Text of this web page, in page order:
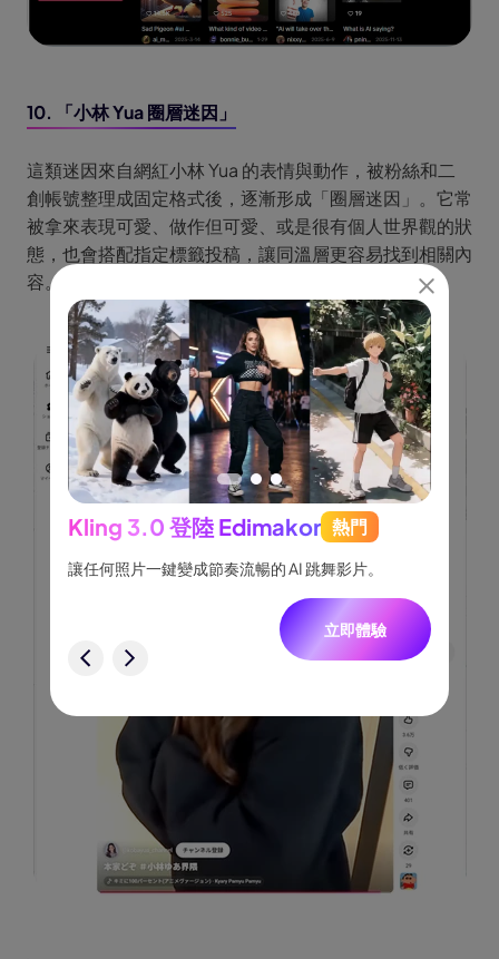
10. 「小林 Yua 圈層迷因」
這類迷因來自網紅小林 Yua 的表情與動作，被粉絲和二
創帳號整理成固定格式後，逐漸形成「圈層迷因」。它常
被拿來表現可愛、做作但可愛、或是很有個人世界觀的狀
態，也會搭配指定標籤投稿，讓同溫層更容易找到相關內
容。
Kling 3.0 登陸 Edimakor 熱門
讓任何照片一鍵變成節奏流暢的 AI 跳舞影片。
立即體驗